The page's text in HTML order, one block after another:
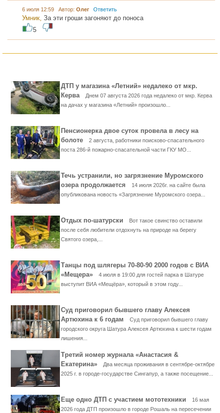
6 июля 12:59 Автор: Олег Ответить
Умник, За эти гроши загоняют до поноса
5
ДТП у магазина «Летний» недалеко от мкр.
Керва
Днем 07 августа 2026 года недалеко от мкр. Керва
на дачах у магазина «Летний» произошло...
Пенсионерка двое суток провела в лесу на
болоте
2 августа, работники поисково-спасательного
поста 286-й пожарно-спасательной части ГКУ МО...
Течь устранили, но загрязнение Муромского
озера продолжается
14 июля 2026г. на сайте была
опубликована новость «Загрязнение Муромского озера...
Отдых по-шатурски
Вот такое свинство оставили
после себя любители отдохнуть на природе на берегу
Святого озера,...
Танцы под шлягеры 70-80-90 2000 годов с ВИА
«Мещера»
4 июля в 19:00 для гостей парка в Шатуре
выступит ВИА «Мещёра», который в этом году...
Суд приговорил бывшего главу Алексея
Артюхина к 6 годам
Суд приговорил бывшего главу
городского округа Шатура Алексея Артюхина к шести годам
лишения...
Третий номер журнала «Анастасия &
Екатерина»
Два месяца проживания в сентябре-октябре
2025 г. в городе-государстве Сингапур, а также посещение...
Еще одно ДТП с участием мототехники
16 мая
2026 года ДТП произошло в городе Рошаль на пересечении